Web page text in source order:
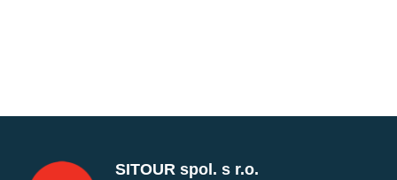
SITOUR spol. s r.o.